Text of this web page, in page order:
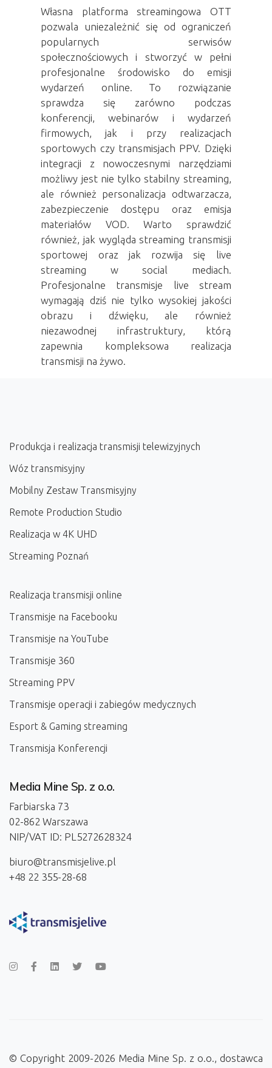
Własna platforma streamingowa OTT
pozwala uniezależnić się od ograniczeń
popularnych serwisów
społecznościowych i stworzyć w pełni
profesjonalne środowisko do emisji
wydarzeń online. To rozwiązanie
sprawdza się zarówno podczas
konferencji, webinarów i wydarzeń
firmowych, jak i przy realizacjach
sportowych czy transmisjach PPV. Dzięki
integracji z nowoczesnymi narzędziami
możliwy jest nie tylko stabilny streaming,
ale również personalizacja odtwarzacza,
zabezpieczenie dostępu oraz emisja
materiałów VOD. Warto sprawdzić
również, jak wygląda streaming transmisji
sportowej oraz jak rozwija się live
streaming w social mediach.
Profesjonalne transmisje live stream
wymagają dziś nie tylko wysokiej jakości
obrazu i dźwięku, ale również
niezawodnej infrastruktury, którą
zapewnia kompleksowa realizacja
transmisji na żywo.
Produkcja i realizacja transmisji telewizyjnych
Wóz transmisyjny
Mobilny Zestaw Transmisyjny
Remote Production Studio
Realizacja w 4K UHD
Streaming Poznań
Realizacja transmisji online
Transmisje na Facebooku
Transmisje na YouTube
Transmisje 360
Streaming PPV
Transmisje operacji i zabiegów medycznych
Esport & Gaming streaming
Transmisja Konferencji
Media Mine Sp. z o.o.
Farbiarska 73
02-862 Warszawa
NIP/VAT ID: PL5272628324
biuro@transmisjelive.pl
+48 22 355-28-68
© Copyright 2009-2026 Media Mine Sp. z o.o., dostawca